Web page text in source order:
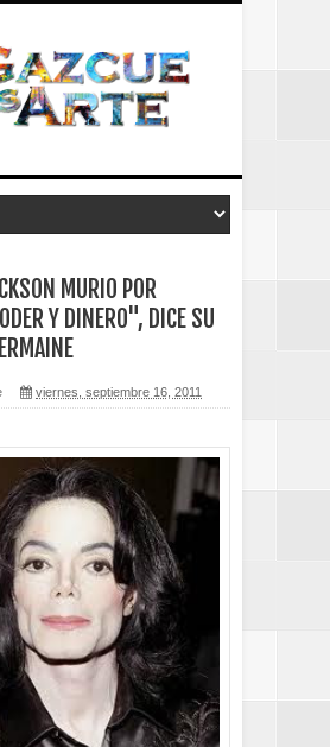
MURIO POR
Y DINERO", DICE SU
viernes, septiembre 16, 2011